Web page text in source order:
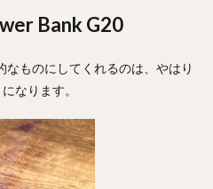
Bank G20
ものにしてくれるのは、やはり
なります。